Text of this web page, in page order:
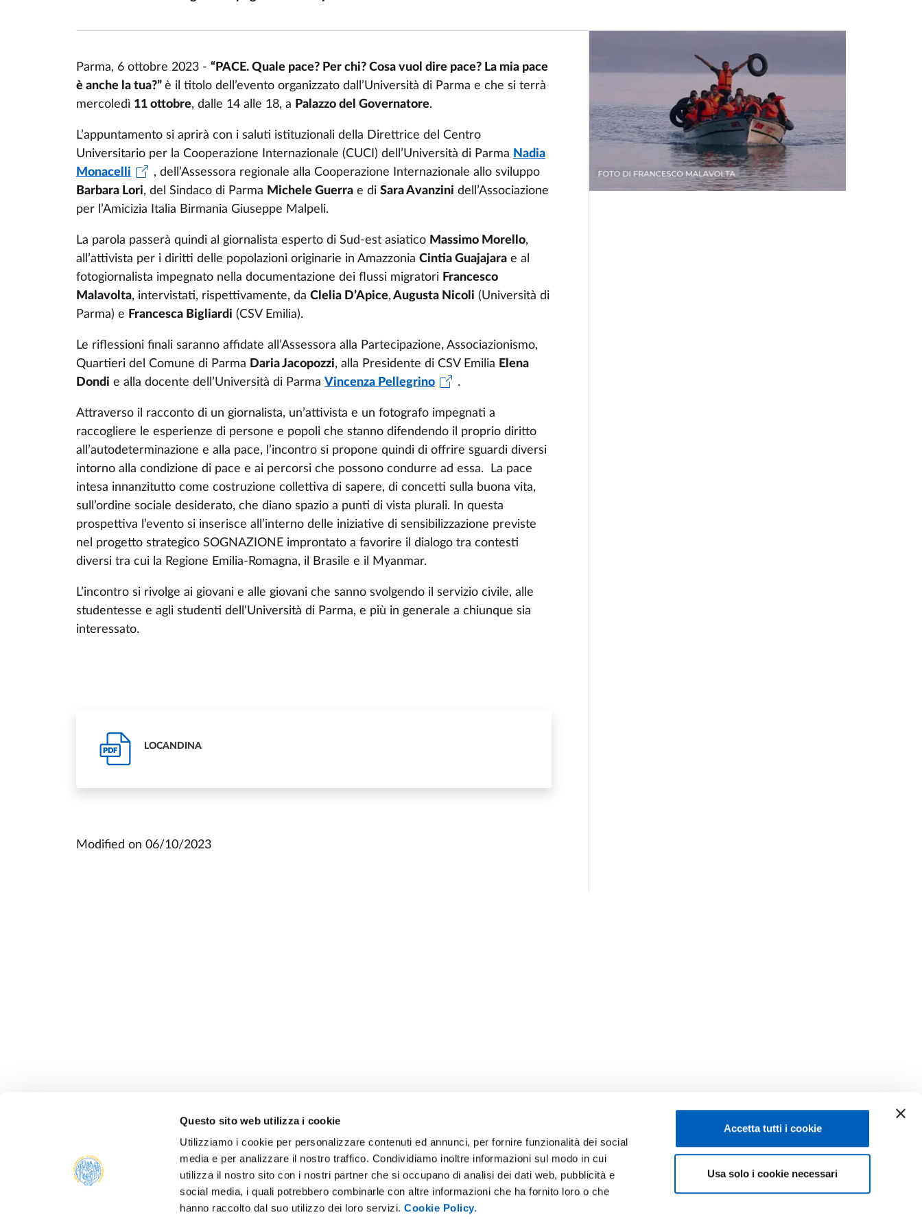
Questo sito web utilizza i cookie
Utilizziamo i cookie per personalizzare contenuti ed annunci, per fornire funzionalità dei social
media e per analizzare il nostro traffico. Condividiamo inoltre informazioni sul modo in cui
utilizza il nostro sito con i nostri partner che si occupano di analisi dei dati web, pubblicità e
social media, i quali potrebbero combinarle con altre informazioni che ha fornito loro o che
hanno raccolto dal suo utilizzo dei loro servizi.Cookie Policy.
Accetta tutti i cookie
Usa solo i cookie necessari
Parma, 6 ottobre 2023 - “PACE. Quale pace? Per chi? Cosa vuol dire pace? La mia pace
è anche la tua?” è il titolo dell’evento organizzato dall’Università di Parma e che si terrà
mercoledì 11 ottobre, dalle 14 alle 18, a Palazzo del Governatore.
L’appuntamento si aprirà con i saluti istituzionali della Direttrice del Centro
Universitario per la Cooperazione Internazionale (CUCI) dell’Università di Parma Nadia
Monacelli
, dell’Assessora regionale alla Cooperazione Internazionale allo sviluppo
Barbara Lori, del Sindaco di Parma Michele Guerra e di Sara Avanzini dell’Associazione
per l’Amicizia Italia Birmania Giuseppe Malpeli.
La parola passerà quindi al giornalista esperto di Sud-est asiatico Massimo Morello,
all’attivista per i diritti delle popolazioni originarie in Amazzonia Cintia Guajajara e al
fotogiornalista impegnato nella documentazione dei flussi migratori Francesco
Malavolta, intervistati, rispettivamente, da Clelia D’Apice, Augusta Nicoli (Università di
Parma) e Francesca Bigliardi (CSV Emilia).
Le riflessioni finali saranno affidate all’Assessora alla Partecipazione, Associazionismo,
Quartieri del Comune di Parma Daria Jacopozzi, alla Presidente di CSV Emilia Elena
Dondi e alla docente dell’Università di Parma Vincenza Pellegrino .
Attraverso il racconto di un giornalista, un’attivista e un fotografo impegnati a
raccogliere le esperienze di persone e popoli che stanno difendendo il proprio diritto
all’autodeterminazione e alla pace, l’incontro si propone quindi di offrire sguardi diversi
intorno alla condizione di pace e ai percorsi che possono condurre ad essa. La pace
intesa innanzitutto come costruzione collettiva di sapere, di concetti sulla buona vita,
sull’ordine sociale desiderato, che diano spazio a punti di vista plurali. In questa
prospettiva l’evento si inserisce all’interno delle iniziative di sensibilizzazione previste
nel progetto strategico SOGNAZIONE improntato a favorire il dialogo tra contesti
diversi tra cui la Regione Emilia-Romagna, il Brasile e il Myanmar.
L’incontro si rivolge ai giovani e alle giovani che sanno svolgendo il servizio civile, alle
studentesse e agli studenti dell'Università di Parma, e più in generale a chiunque sia
interessato.
PDF
LOCANDINA
Modified on 06/10/2023
ALUMNI E AMICI DELL’UNIVERSITÀ DI
PARMA
STAFF
DATA PROTECTION - PRIVACY
Facebook Linkedin